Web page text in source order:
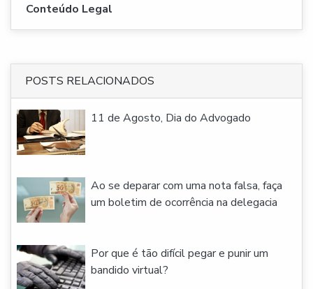
Conteúdo Legal
POSTS RELACIONADOS
11 de Agosto, Dia do Advogado
Ao se deparar com uma nota falsa, faça
um boletim de ocorrência na delegacia
Por que é tão difícil pegar e punir um
bandido virtual?